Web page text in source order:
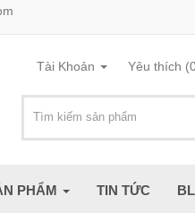
Tài Khoản Yêu thích
PHẨM TIN TỨC